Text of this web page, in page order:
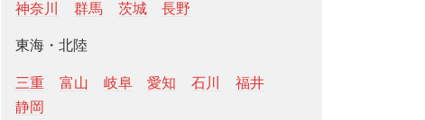
神奈川
群馬 茨城 長野
東海・北陸
三重 富山 岐阜 愛知 石川
福井
静岡